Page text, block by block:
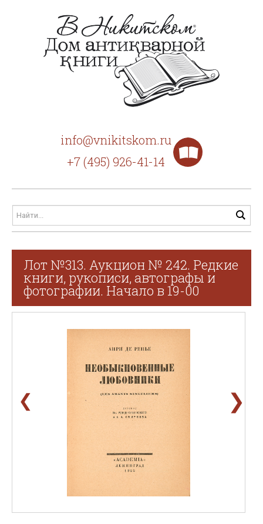
info@vnikitskom.ru
+7 (495) 926-41-14
Лот №313. Аукцион № 242. Редкие
книги, рукописи, автографы и
фотографии. Начало в 19-00
❮ ❯